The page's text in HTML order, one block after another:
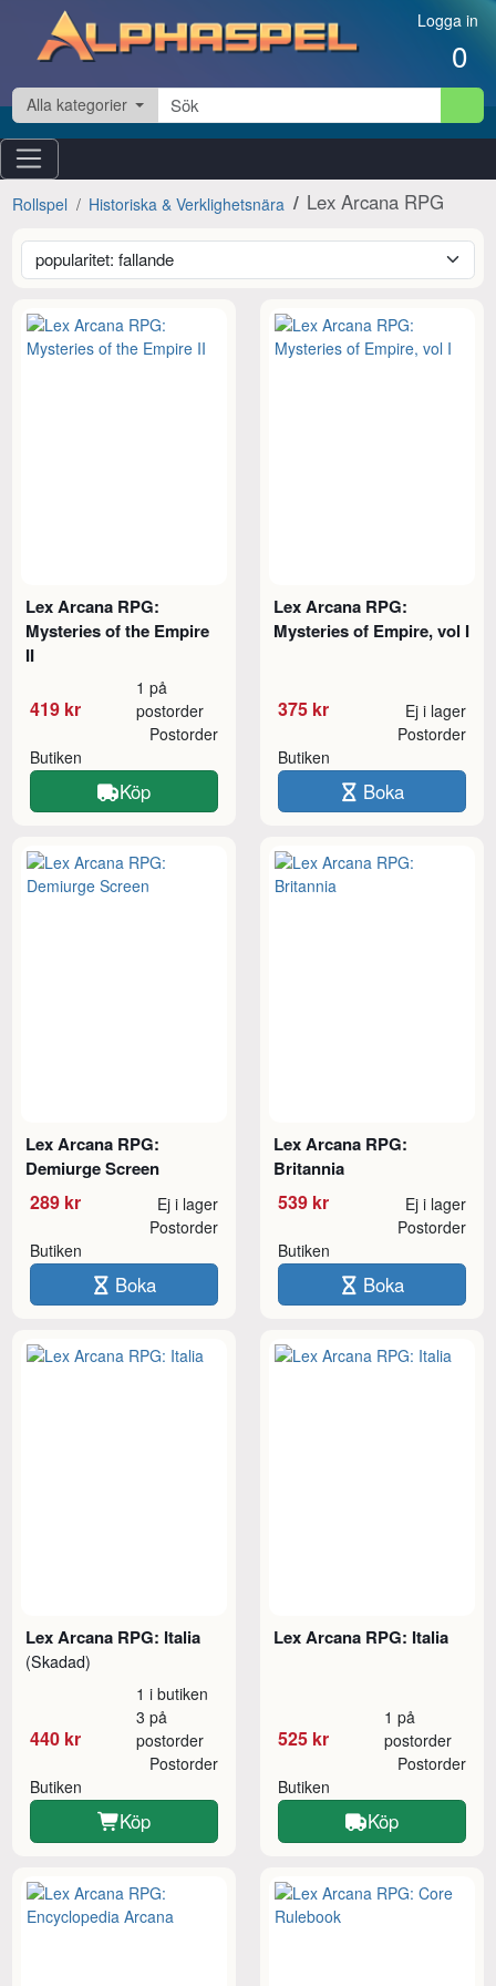
Hoppa till innehåll Logga in
0
Alla kategorier
Rollspel Historiska & Verklighetsnära Lex Arcana RPG
Lex Arcana RPG:
Mysteries of the Empire
II
419 kr
1 på
postorder
Butiken
Postorder
Köp
Lex Arcana RPG:
Mysteries of Empire, vol I
375 kr Ej i lager
Butiken
Postorder
Boka
Lex Arcana RPG:
Demiurge Screen
289 kr Ej i lager
Butiken
Postorder
Boka
Lex Arcana RPG:
Britannia
539 kr Ej i lager
Butiken
Postorder
Boka
Lex Arcana RPG: Italia
(Skadad)
440 kr
1 i butiken
3 på
postorder
Butiken
Postorder
Köp
Lex Arcana RPG: Italia
525 kr
1 på
postorder
Butiken
Postorder
Köp